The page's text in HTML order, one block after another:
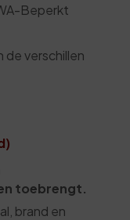
Beperkt
de verschillen
toebrengt.
brand en